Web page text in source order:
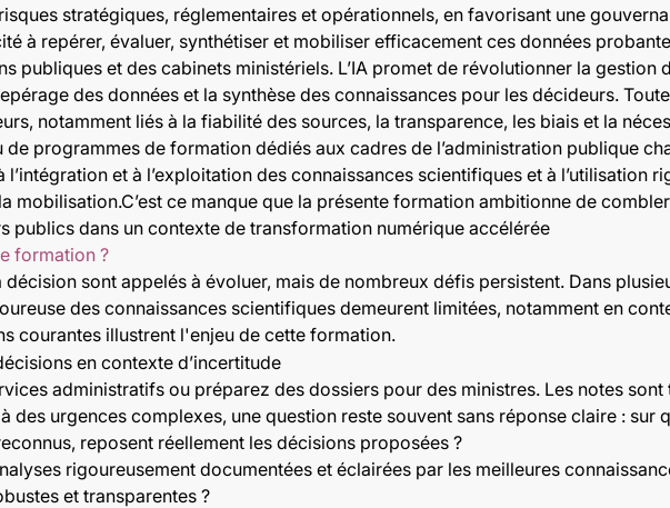
stratégiques, réglementaires et opérationnels, en favorisant une
à repérer, évaluer, synthétiser et mobiliser efficacement ces données
publiques et des cabinets ministériels. L’IA promet de révolutionner la
des données et la synthèse des connaissances pour les décideurs.
notamment liés à la fiabilité des sources, la transparence, les biais et la
de programmes de formation dédiés aux cadres de l’administration publique
et à l’exploitation des connaissances scientifiques et à l’utilisation
mobilisation.C’est ce manque que la présente formation ambitionne de
publics dans un contexte de transformation numérique accélérée
formation ?
sont appelés à évoluer, mais de nombreux défis persistent. Dans
des connaissances scientifiques demeurent limitées, notamment en
courantes illustrent l'enjeu de cette formation.
en contexte d’incertitude
administratifs ou préparez des dossiers pour des ministres. Les notes
des urgences complexes, une question reste souvent sans réponse claire :
reposent réellement les décisions proposées ?
rigoureusement documentées et éclairées par les meilleures
et transparentes ?